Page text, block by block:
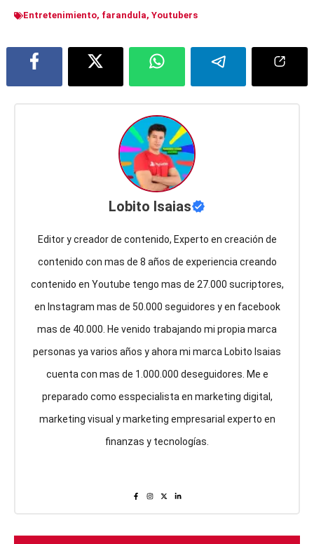
Entretenimiento, farandula, Youtubers
Lobito Isaias
Editor y creador de contenido, Experto en creación de
contenido con mas de 8 años de experiencia creando
contenido en Youtube tengo mas de 27.000 sucriptores,
en Instagram mas de 50.000 seguidores y en facebook
mas de 40.000. He venido trabajando mi propia marca
personas ya varios años y ahora mi marca Lobito Isaias
cuenta con mas de 1.000.000 deseguidores. Me e
preparado como esspecialista en marketing digital,
marketing visual y marketing empresarial experto en
finanzas y tecnologías.